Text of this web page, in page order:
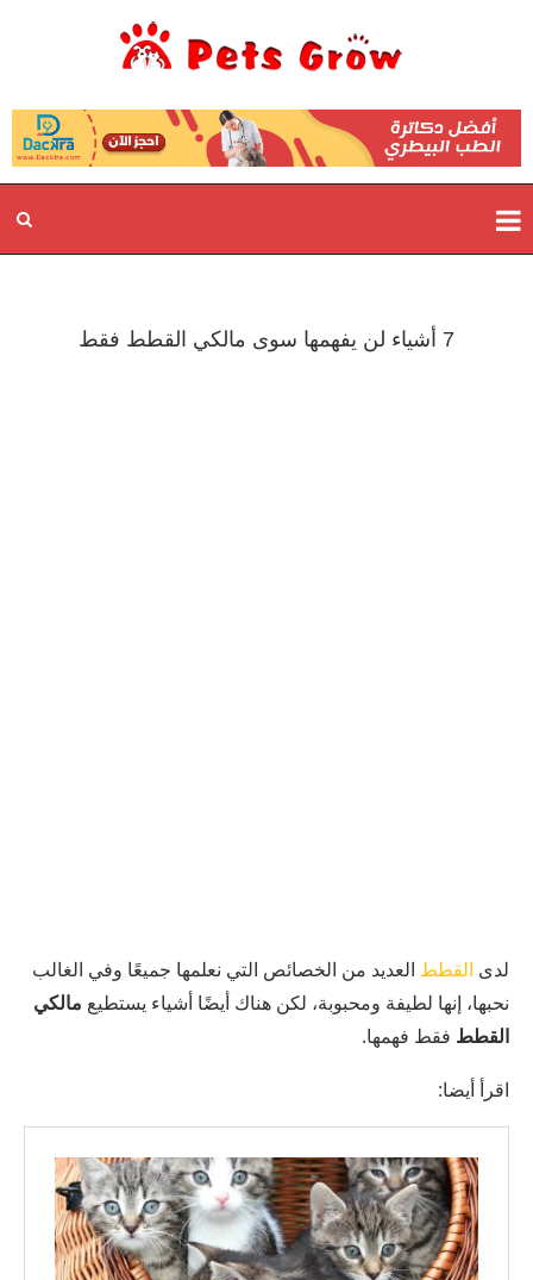
7 أشياء لن يفهمها سوى مالكي القطط فقط
لدى القطط العديد من الخصائص التي نعلمها جميعًا وفي الغالب
نحبها، إنها لطيفة ومحبوبة، لكن هناك أيضًا أشياء يستطيع مالكي
القطط فقط فهمها.
اقرأ أيضا: